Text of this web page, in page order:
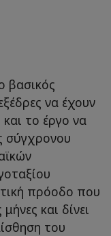
βασικός
να έχουν
το έργο να
σύγχρονου
πρόοδο που
και δίνει
του